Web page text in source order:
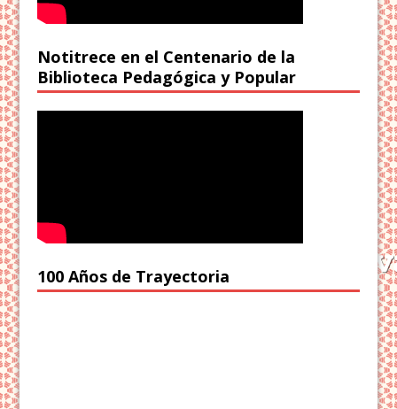
Notitrece en el Centenario de la
Biblioteca Pedagógica y Popular
100 Años de Trayectoria